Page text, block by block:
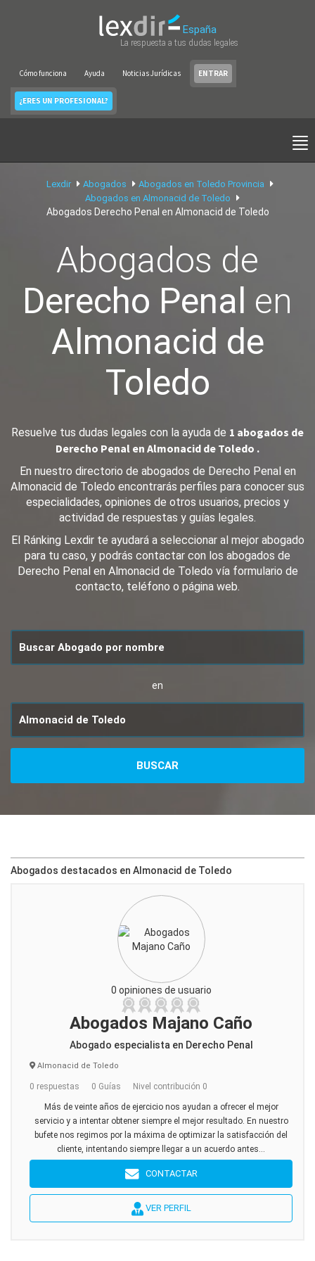
España
La respuesta a tus dudas legales
Cómo funciona Ayuda Noticias Jurídicas ENTRAR
¿ERES UN PROFESIONAL?
Lexdir Abogados
Abogados en Toledo Provincia
Abogados en Almonacid de Toledo
Abogados Derecho Penal en Almonacid de Toledo
Abogados de
Derecho Penal en
Almonacid de
Toledo
Resuelve tus dudas legales con la ayuda de 1 abogados de
Derecho Penal en Almonacid de Toledo .
En nuestro directorio de abogados de Derecho Penal en
Almonacid de Toledo encontrarás perfiles para conocer sus
especialidades, opiniones de otros usuarios, precios y
actividad de respuestas y guías legales.
El Ránking Lexdir te ayudará a seleccionar al mejor abogado
para tu caso, y podrás contactar con los abogados de
Derecho Penal en Almonacid de Toledo vía formulario de
contacto, teléfono o página web.
en
Abogados destacados en Almonacid de Toledo
0 opiniones de usuario
Abogados Majano Caño
Abogado especialista en Derecho Penal
Almonacid de Toledo
0 respuestas 0 Guías Nivel contribución 0
Más de veinte años de ejercicio nos ayudan a ofrecer el mejor
servicio y a intentar obtener siempre el mejor resultado. En nuestro
bufete nos regimos por la máxima de optimizar la satisfacción del
cliente, intentando siempre llegar a un acuerdo antes...
CONTACTAR
VER PERFIL